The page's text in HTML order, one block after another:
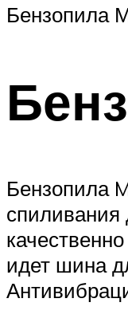
Бензопила
Бензопила
спиливания
идет шина